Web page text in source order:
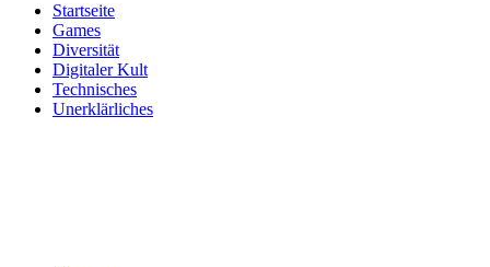
Startseite
Games
Diversität
Digitaler Kult
Technisches
Unerklärliches